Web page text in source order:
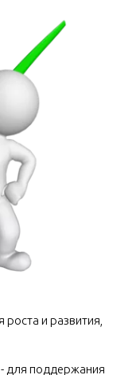
роста и развития,
- для поддержания